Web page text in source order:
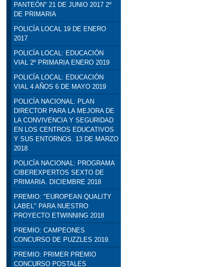
PANTEÓN" 21 DE JUNIO 2017 2º
DE PRIMARIA
POLICÍA LOCAL 19 DE ENERO
2017
POLICÍA LOCAL: EDUCACIÓN
VIAL 2º PRIMARIA ENERO 2019
POLICÍA LOCAL: EDUCACIÓN
VIAL 4 AÑOS 6 DE MAYO 2019
POLICÍA NACIONAL. PLAN
DIRECTOR PARA LA MEJORA DE
LA CONVIVENCIA Y SEGURIDAD
EN LOS CENTROS EDUCATIVOS
Y SUS ENTORNOS. 13 DE MARZO
2018
POLICÍA NACIONAL: PROGRAMA
CIBEREXPERTOS SEXTO DE
PRIMARIA. DICIEMBRE 2018
PREMIO: "EUROPEAN QUALITY
LABEL" PARA NUESTRO
PROYECTO ETWINNING 2018
PREMIO: CAMPEONES
CONCURSO DE PUZZLES 2019.
PREMIO: PRIMER PREMIO
CONCURSO POSTALES